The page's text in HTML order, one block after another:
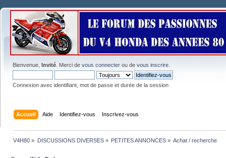
Bienvenue, Invité . Merci de vous connecter ou de vous inscrire
Connexion avec identifiant, mot de passe et durée de la session
Accueil Aide Identifiez-vous Inscrivez-vous
V4H80 » DISCUSSIONS DIVERSES» PETITES ANNONCES» Achat / recherche